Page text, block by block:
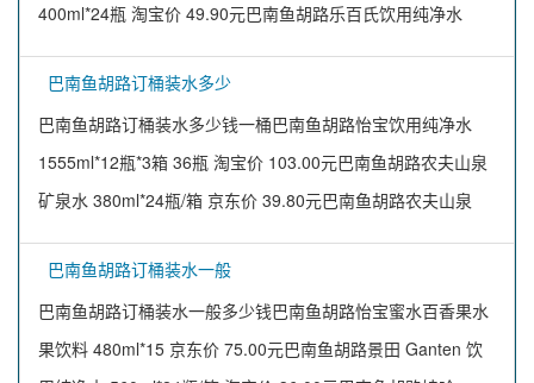
400ml*24瓶 淘宝价 49.90元巴南鱼胡路乐百氏饮用纯净水
巴南鱼胡路订桶装水多少
巴南鱼胡路订桶装水多少钱一桶巴南鱼胡路怡宝饮用纯净水
1555ml*12瓶*3箱 36瓶 淘宝价 103.00元巴南鱼胡路农夫山泉
矿泉水 380ml*24瓶/箱 京东价 39.80元巴南鱼胡路农夫山泉
巴南鱼胡路订桶装水一般
巴南鱼胡路订桶装水一般多少钱巴南鱼胡路怡宝蜜水百香果水
果饮料 480ml*15 京东价 75.00元巴南鱼胡路景田 Ganten 饮